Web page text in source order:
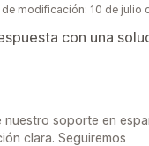
de modificación: 10 de julio
con una
nuestro soporte en
clara. Seguiremos